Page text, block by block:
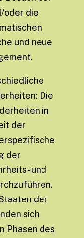
oder die
und neue
Die
in
der
der
und
der
sich
Phasen des